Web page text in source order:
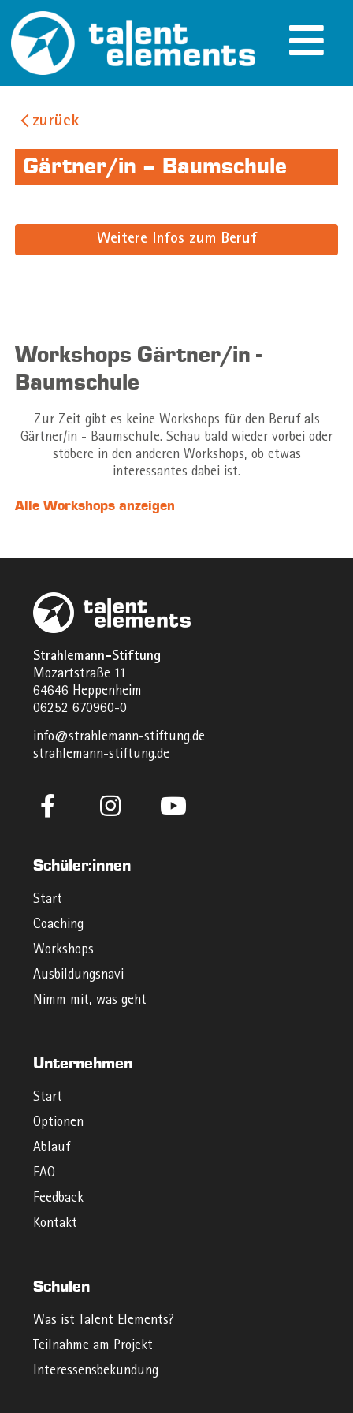
zurück
Gärtner/in – Baumschule
Weitere Infos zum Beruf
Workshops Gärtner/in -
Baumschule
Zur Zeit gibt es keine Workshops für den Beruf als
Gärtner/in - Baumschule. Schau bald wieder vorbei oder
stöbere in den anderen Workshops, ob etwas
interessantes dabei ist.
Alle Workshops anzeigen
Strahlemann-Stiftung
Mozartstraße 11
64646 Heppenheim
06252 670960-0
info@strahlemann-stiftung.de
strahlemann-stiftung.de
Schüler:innen
Start
Coaching
Workshops
Ausbildungsnavi
Nimm mit, was geht
Unternehmen
Start
Optionen
Ablauf
FAQ
Feedback
Kontakt
Schulen
Was ist Talent Elements?
Teilnahme am Projekt
Interessensbekundung